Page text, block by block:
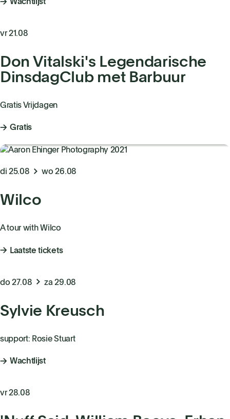
Wachtlijst
vr 21.08
Don Vitalski's Legendarische
DinsdagClub met Barbuur
Gratis Vrijdagen
Gratis
di 25.08 wo 26.08
Wilco
A tour with Wilco
Laatste tickets
do 27.08 za 29.08
Sylvie Kreusch
support: Rosie Stuart
Wachtlijst
vr 28.08